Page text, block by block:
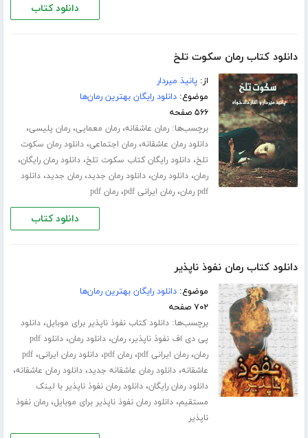
دانلود کتاب
دانلود کتاب رمان سکوت تلخ
از:پانیذ میردار
موضوع:دانلود رایگان بهترین رمان‌ها
۵۶۶ صفحه
برچسب‌ها:رمان عاشقانه،رمان معمایی،رمان پلیسی،
دانلود رمان عاشقانه،رمان اجتماعی،دانلود رمان سکوت
تلخ،دانلود رایگان کتاب سکوت تلخ،دانلود رمان رایگان،
رمان،دانلود رمان،دانلود رمان جدید،رمان جدید،دانلود
pdf رمان
،رمان ایرانی pdf ،رمان pdf
دانلود کتاب
دانلود کتاب رمان نفوذ ناپذیر
موضوع:دانلود رایگان بهترین رمان‌ها
۷۰۲ صفحه
برچسب‌ها:دانلود کتاب نفوذ ناپذیر برای موبایل،دانلود
پی دی اف نفوذ ناپذیر،رمان،دانلود رمان،
دانلود pdf
رمان،رمان ایرانی pdf ،رمان pdf ،دانلود رمان ایرانی،pdf
عاشقانه،دانلود رمان عاشقانه جدید،دانلود رمان عاشقانه،
دانلود رمان رایگان،دانلود رمان نفوذ ناپذیر با لینک
مستقیم،دانلود رمان نفوذ ناپذیر برای موبایل،رمان نفوذ
ناپذیر